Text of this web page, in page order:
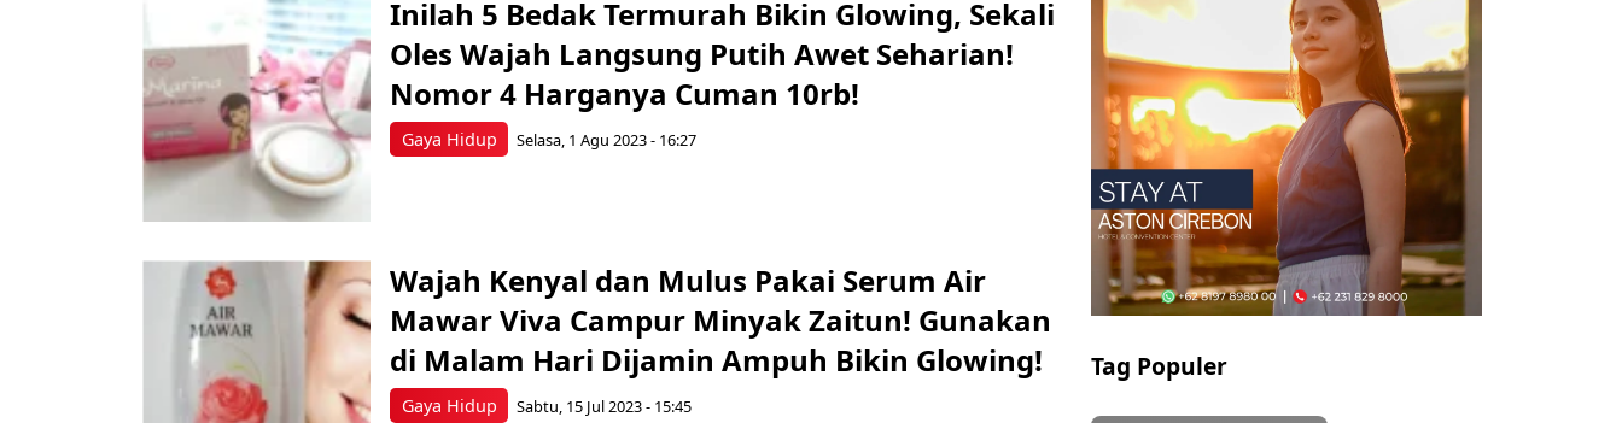
Gaya Hidup
Inilah 5 Bedak Termurah Bikin Glowing, Sekali
Oles Wajah Langsung Putih Awet Seharian!
Nomor 4 Harganya Cuman 10rb!
Selasa, 1 Agu 2023 - 16:27
Gaya Hidup
Wajah Kenyal dan Mulus Pakai Serum Air
Mawar Viva Campur Minyak Zaitun! Gunakan
di Malam Hari Dijamin Ampuh Bikin Glowing!
Sabtu, 15 Jul 2023 - 15:45
Tag Populer